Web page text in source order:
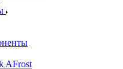
AFrost